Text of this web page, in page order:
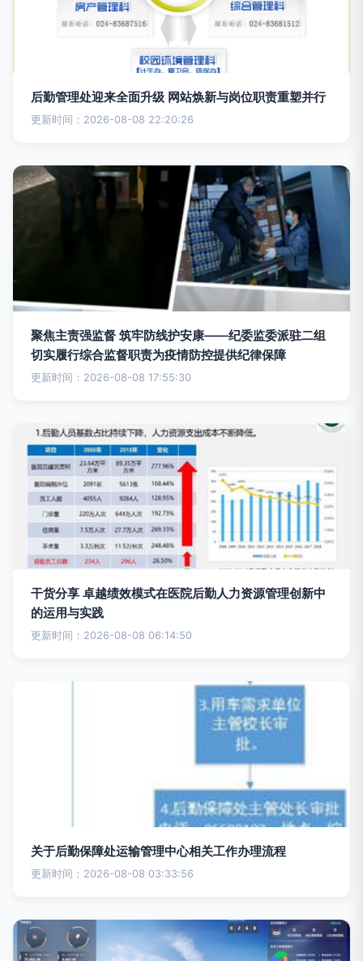
后勤管理处迎来全面升级 网站焕新与岗位职责重塑并行
更新时间：2026-08-08 22:20:26
聚焦主责强监督 筑牢防线护安康——纪委监委派驻二组
切实履行综合监督职责为疫情防控提供纪律保障
更新时间：2026-08-08 17:55:30
干货分享 卓越绩效模式在医院后勤人力资源管理创新中
的运用与实践
更新时间：2026-08-08 06:14:50
关于后勤保障处运输管理中心相关工作办理流程
更新时间：2026-08-08 03:33:56